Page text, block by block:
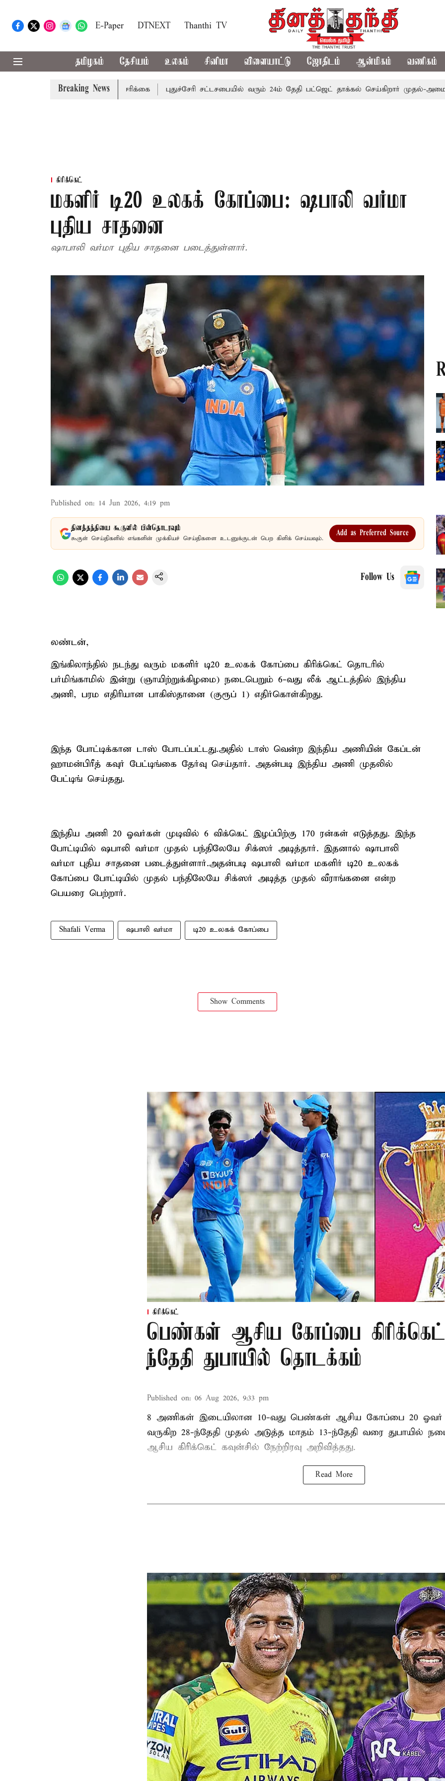
E-Paper DTNEXT Thanthi TV
தமிழகம் தேசியம் உலகம் சினிமா விளையாட்டு ஜோதிடம் ஆன்மிகம் வணிகம்
Breaking News
கன மழை எச்சரிக்கை புதுச்சேரி சட்டசபையில் வரும் 24ம் தேதி பட்ஜெட் தாக்கல் செய்கிறார் முதல்-அமைச்சர்
கிரிக்கெட்
மகளிர் டி20 உலகக் கோப்பை: ஷபாலி வர்மா
புதிய சாதனை
ஷாபாலி வர்மா புதிய சாதனை படைத்துள்ளார்.
Published on: 14 Jun 2026, 4:19 pm
தினத்தந்தியை கூகுளில் பின்தொடரவும்
கூகுள் செய்திகளில் எங்களின் முக்கியச் செய்திகளை உடனுக்குடன் பெற கிளிக் செய்யவும்.
Add as Preferred Source
Follow Us
லண்டன்,
இங்கிலாந்தில் நடந்து வரும் மகளிர் டி20 உலகக் கோப்பை கிரிக்கெட் தொடரில்
பர்மிங்காமில் இன்று (ஞாயிற்றுக்கிழமை) நடைபெறும் 6-வது லீக் ஆட்டத்தில் இந்திய
அணி, பரம எதிரியான பாகிஸ்தானை (குரூப் 1) எதிர்கொள்கிறது.
இந்த போட்டிக்கான டாஸ் போடப்பட்டது.அதில் டாஸ் வென்ற இந்திய அணியின் கேப்டன்
ஹாமன்பிரீத் கவுர் பேட்டிங்கை தேர்வு செய்தார். அதன்படி இந்திய அணி முதலில்
பேட்டிங் செய்தது.
இந்திய அணி 20 ஓவர்கள் முடிவில் 6 விக்கெட் இழப்பிற்கு 170 ரன்கள் எடுத்தது. இந்த
போட்டியில் ஷபாலி வர்மா முதல் பந்திலேயே சிக்ஸர் அடித்தார். இதனால் ஷாபாலி
வர்மா புதிய சாதனை படைத்துள்ளார்.அதன்படி ஷபாலி வர்மா மகளிர் டி20 உலகக்
கோப்பை போட்டியில் முதல் பந்திலேயே சிக்ஸர் அடித்த முதல் வீராங்கனை என்ற
பெயரை பெற்றார்.
Shafali Verma ஷபாலி வர்மா டி20 உலகக் கோப்பை
Show Comments
கிரிக்கெட்
பெண்கள் ஆசிய கோப்பை
ந்தேதி துபாயில் தொடக்கம்
Published on: 06 Aug 2026, 9:33 pm
8 அணிகள் இடையிலான 10-வது பெண்கள் ஆசிய கோப்பை 20 ஓவர்
வருகிற 28-ந்தேதி முதல் அடுத்த மாதம் 13-ந்தேதி வரை துபாயில்
ஆசிய கிரிக்கெட் கவுன்சில் நேற்றிரவு அறிவித்தது.
Read More